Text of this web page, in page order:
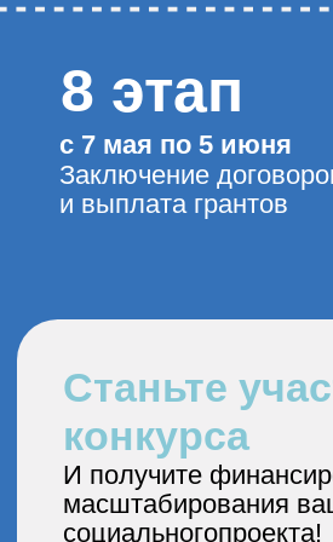
По вопросам грантового
конкурса обращайтесь
на Partnerstvo@omk.ru